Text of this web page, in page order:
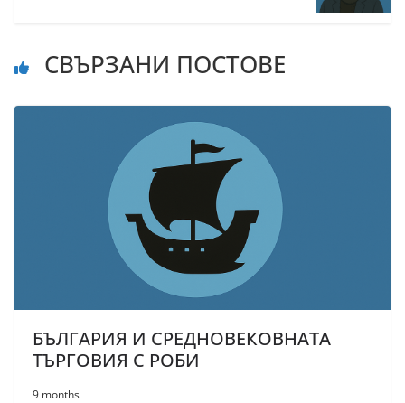
СВЪРЗАНИ ПОСТОВЕ
БЪЛГАРИЯ И СРЕДНОВЕКОВНАТА
ТЪРГОВИЯ С РОБИ
9 months